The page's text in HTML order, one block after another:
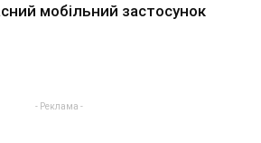
мобільний застосунок
- Реклама -